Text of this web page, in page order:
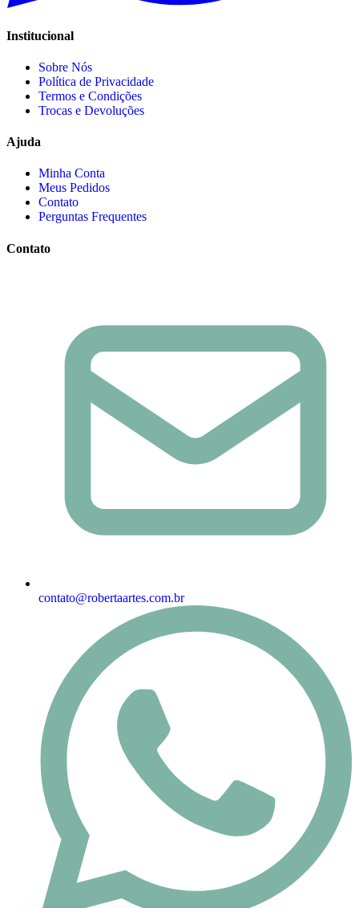
Institucional
Sobre Nós
Política de Privacidade
Termos e Condições
Trocas e Devoluções
Ajuda
Minha Conta
Meus Pedidos
Contato
Perguntas Frequentes
Contato
contato@robertaartes.com.br